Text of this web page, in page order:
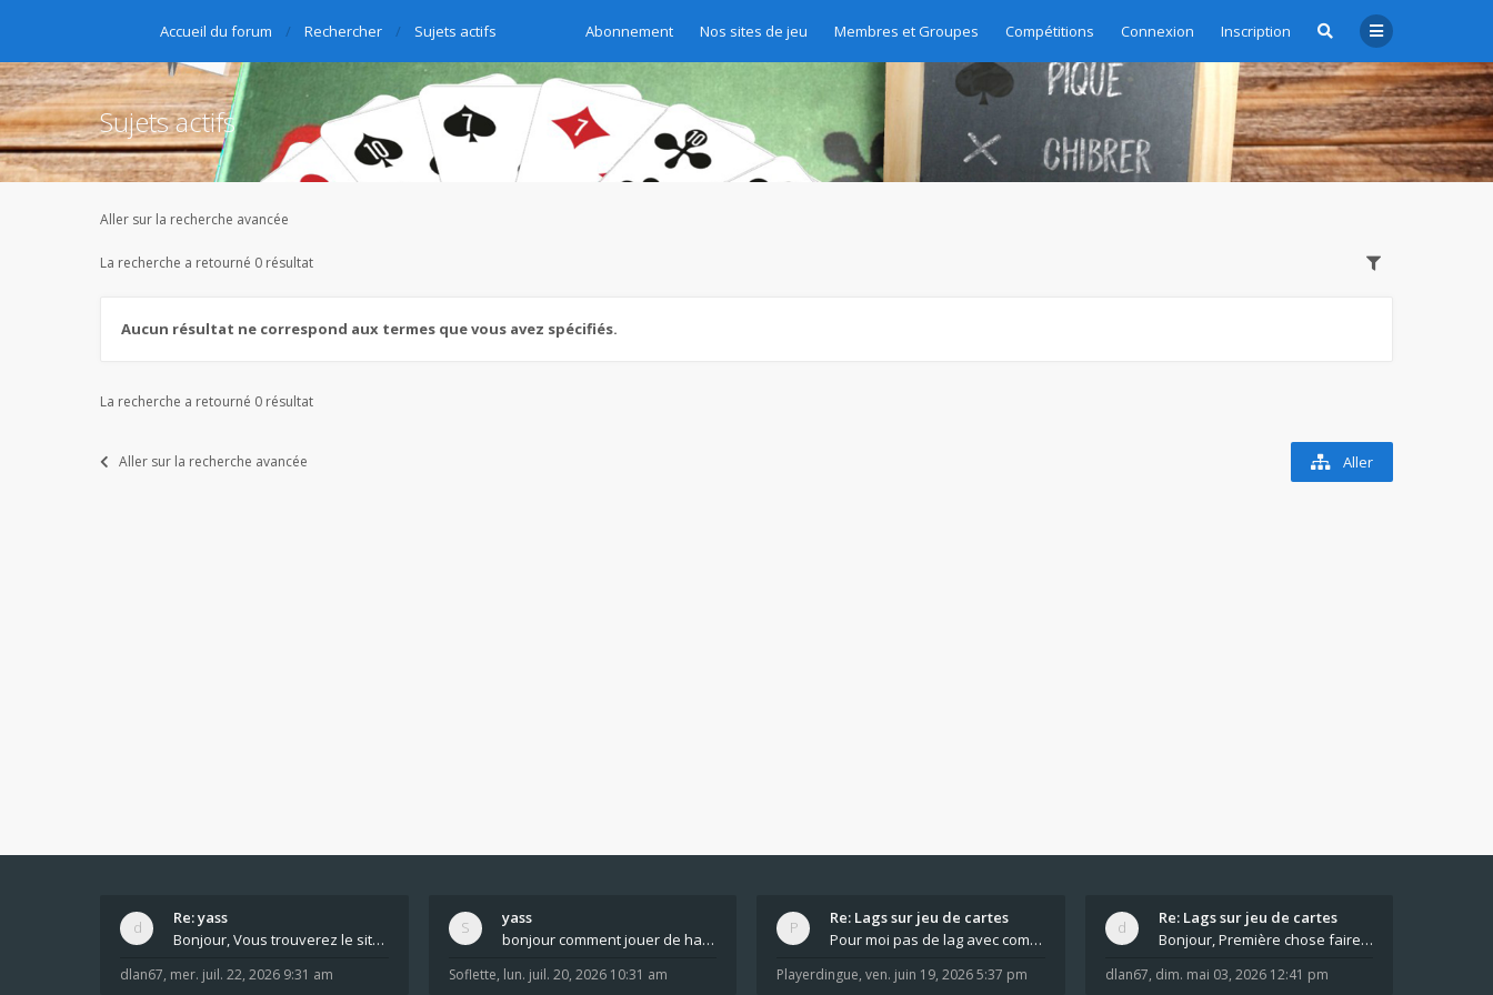
Abonnement Nos sites de jeu Membres et Groupes Compétitions Connexion Inscription
Accueil du forum Rechercher Sujets actifs
Sujets actifs
Aller sur la recherche avancée
La recherche a retourné 0 résultat
Aucun résultat ne correspond aux termes que vous avez spécifiés.
La recherche a retourné 0 résultat
Aller sur la recherche avancée Aller
Re: yass
Bonjour, Vous trouverez le site ici dans le foru
dlan67, mer. juil. 22, 2026 9:31 am
yass
bonjour comment jouer de haut en bas tout atout mi
Soflette, lun. juil. 20, 2026 10:31 am
Re: Lags sur jeu de cartes
Pour moi pas de lag avec comme navigateur Chrome
Playerdingue, ven. juin 19, 2026 5:37 pm
Re: Lags sur jeu de cartes
Bonjour, Première chose faire un arrêt complet de
dlan67, dim. mai 03, 2026 12:41 pm